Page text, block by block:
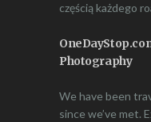
częścią każdego
Photography
We have been
since we’ve met.